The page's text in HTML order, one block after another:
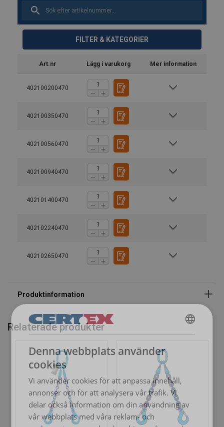
FILTER & KATEGORIER
Art.nr Lägg i varukorg Mer information
402100200470
402100350470
402100560470
402100940470
402101400470
402102240470
402102650470
Material:
Arbetstemperatur:
Standard:
Säkerhetsfaktor:
Klass:
Relaterade produkter
SWEDISH
ENGLISH TRANSLATION
Denna webbplats använder
cookies
Vi använder cookies för att anpassa innehåll,
annonser och för att analysera vår trafik. Vi
delar också information om din användning av
vår webbplats med våra reklam- och